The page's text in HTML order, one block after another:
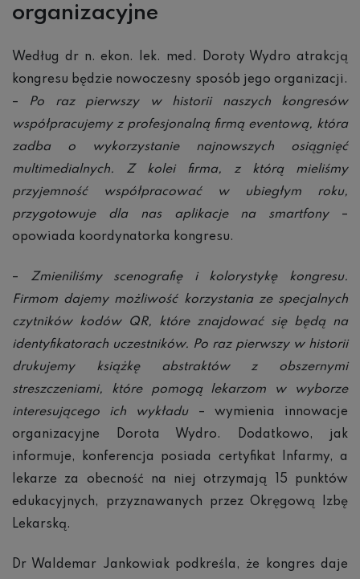
organizacyjne
Według dr n. ekon. lek. med. Doroty Wydro atrakcją
kongresu będzie nowoczesny sposób jego organizacji.
– Po raz pierwszy w historii naszych kongresów
współpracujemy z profesjonalną firmą eventową, która
zadba o wykorzystanie najnowszych osiągnięć
multimedialnych. Z kolei firma, z którą mieliśmy
przyjemność współpracować w ubiegłym roku,
przygotowuje dla nas aplikacje na smartfony–
opowiada koordynatorka kongresu.
– Zmieniliśmy scenografię i kolorystykę kongresu.
Firmom dajemy możliwość korzystania ze specjalnych
czytników kodów QR, które znajdować się będą na
identyfikatorach uczestników. Po raz pierwszy w historii
drukujemy książkę abstraktów z obszernymi
streszczeniami, które pomogą lekarzom w wyborze
interesującego ich wykładu– wymienia innowacje
organizacyjne Dorota Wydro. Dodatkowo, jak
informuje, konferencja posiada certyfikat Infarmy, a
lekarze za obecność na niej otrzymają 15 punktów
edukacyjnych, przyznawanych przez Okręgową Izbę
Lekarską.
Dr Waldemar Jankowiak podkreśla, że kongres daje